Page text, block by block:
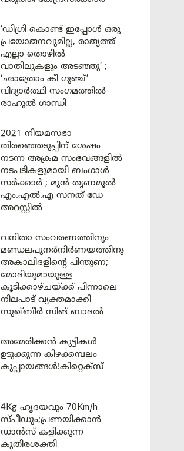
‘ഡിഗ്രി കൊണ്ട് ഇപ്പോൾ ഒരു
പ്രയോജനവുമില്ല, രാജ്യത്ത്
എല്ലാ തൊഴിൽ
വാതിലുകളും അടഞ്ഞു’ ;
‘ഛാത്രോം കീ ഗൂഞ്ച്’
വിദ്യാർത്ഥി സംഗമത്തിൽ
രാഹുൽ ഗാന്ധി
2021 നിയമസഭാ
തിരഞ്ഞെടുപ്പിന് ശേഷം
നടന്ന അക്രമ സംഭവങ്ങളിൽ
നടപടികളുമായി ബംഗാൾ
സർക്കാർ ; മുൻ തൃണമൂൽ
എം.എൽ.എ സനത് ഡേ
അറസ്റ്റിൽ
വനിതാ സംവരണത്തിനും
മണ്ഡലപുനർനിർണയത്തിനും
അകാലിദളിന്റെ പിന്തുണ;
മോദിയുമായുള്ള
കൂടിക്കാഴ്ചയ്ക്ക് പിന്നാലെ
നിലപാട് വ്യക്തമാക്കി
സുഖ്ബീർ സിങ് ബാദൽ
അമേരിക്കൻ കുട്ടികൾ
ഉടുക്കുന്ന കിഴക്കമ്പലം
കുപ്പായങ്ങൾ!കിറ്റെക്സ്
4Kg ഹൃദയവും 70Km/h
സ്പീഡും;പ്രണയിക്കാൻ
ഡാൻസ് കളിക്കുന്ന
കുതിരശക്തി